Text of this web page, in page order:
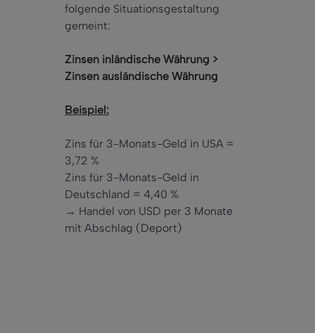
folgende Situationsgestaltung
gemeint:
Zinsen inländische Währung >
Zinsen ausländische Währung
Beispiel:
Zins für 3-Monats-Geld in USA =
3,72 %
Zins für 3-Monats-Geld in
Deutschland = 4,40 %
→ Handel von USD per 3 Monate
mit Abschlag (Deport)